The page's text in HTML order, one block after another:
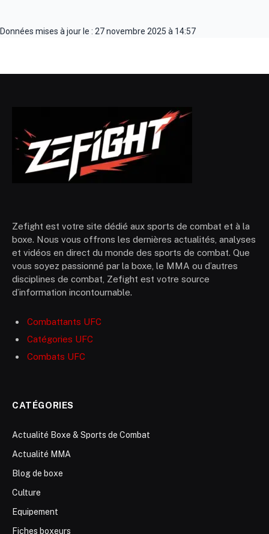
Données mises à jour le : 27 novembre 2025 à 14:57
Zefight est votre site dédié aux sports de combat et à la
boxe. Nous vous offrons les dernières actualités, analyses
et vidéos en direct du monde des sports de combat. Que
vous soyez passionné par la boxe, le MMA ou d’autres
disciplines de combat, Zefight est votre source
d’information incontournable.
Combattants UFC
Catégories UFC
Combats UFC
CATÉGORIES
Actualité Boxe & Sports de Combat
Actualité MMA
Blog de boxe
Culture
Equipement
Fiches boxeurs